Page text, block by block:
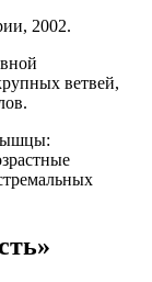
2002.
ветвей,